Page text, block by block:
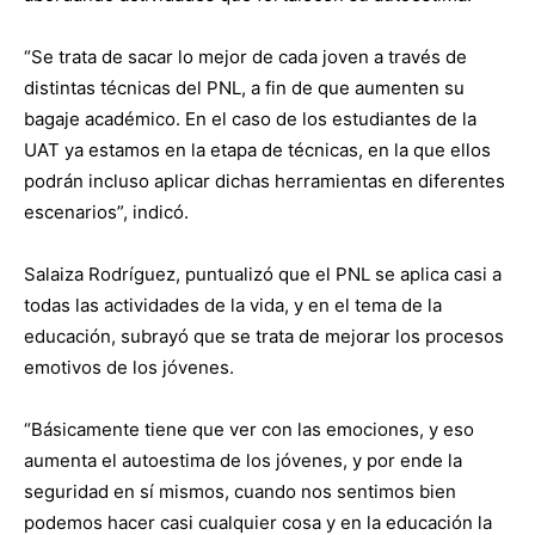
“Se trata de sacar lo mejor de cada joven a través de
distintas técnicas del PNL, a fin de que aumenten su
bagaje académico. En el caso de los estudiantes de la
UAT ya estamos en la etapa de técnicas, en la que ellos
podrán incluso aplicar dichas herramientas en diferentes
escenarios”, indicó.
Salaiza Rodríguez, puntualizó que el PNL se aplica casi a
todas las actividades de la vida, y en el tema de la
educación, subrayó que se trata de mejorar los procesos
emotivos de los jóvenes.
“Básicamente tiene que ver con las emociones, y eso
aumenta el autoestima de los jóvenes, y por ende la
seguridad en sí mismos, cuando nos sentimos bien
podemos hacer casi cualquier cosa y en la educación la